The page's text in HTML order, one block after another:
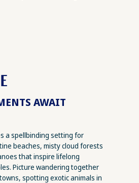
AWAIT
a spellbinding setting for
beaches, misty cloud forests
that inspire lifelong
Picture wandering together
spotting exotic animals in